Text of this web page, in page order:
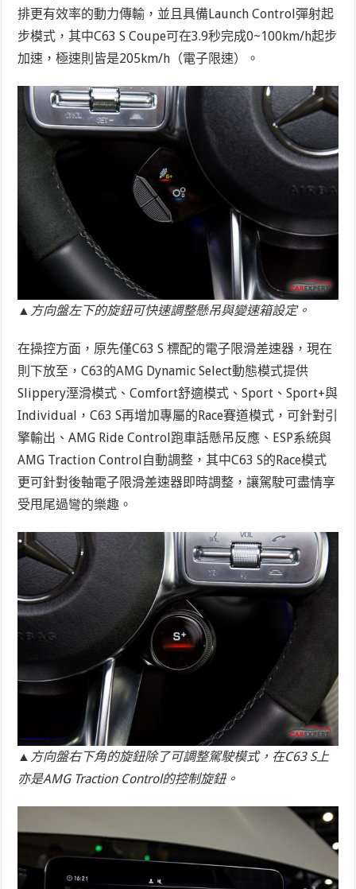
排更有效率的動力傳輸，並且具備Launch Control彈射起
步模式，其中C63 S Coupe可在3.9秒完成0~100km/h起步
加速，極速則皆是205km/h（電子限速）。
▲方向盤左下的旋鈕可快速調整懸吊與變速箱設定。
在操控方面，原先僅C63 S 標配的電子限滑差速器，現在
則下放至，C63的AMG Dynamic Select動態模式提供
Slippery溼滑模式、Comfort舒適模式、Sport、Sport+與
Individual，C63 S再增加專屬的Race賽道模式，可針對引
擎輸出、AMG Ride Control跑車話懸吊反應、ESP系統與
AMG Traction Control自動調整，其中C63 S的Race模式
更可針對後軸電子限滑差速器即時調整，讓駕駛可盡情享
受甩尾過彎的樂趣。
▲方向盤右下角的旋鈕除了可調整駕駛模式，在C63 S上
亦是AMG Traction Control的控制旋鈕。